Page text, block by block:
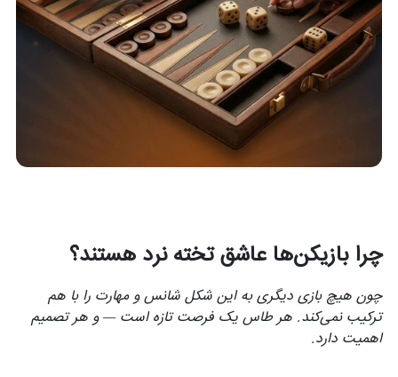
چرا بازیکن‌ها عاشق تخته نرد هستند؟
چون هیچ بازی دیگری به این شکل شانس و مهارت را با هم
ترکیب نمی‌کند. هر طاس یک فرصت تازه است — و هر تصمیم
اهمیت دارد.